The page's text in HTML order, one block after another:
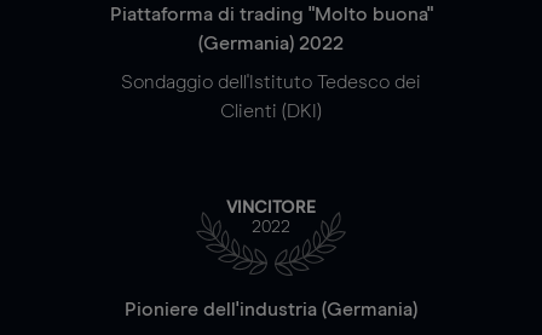
Piattaforma di trading "Molto buona"
(Germania) 2022
Sondaggio dell'Istituto Tedesco dei
Clienti (DKI)
VINCITORE
2022
Pioniere dell'industria (Germania)